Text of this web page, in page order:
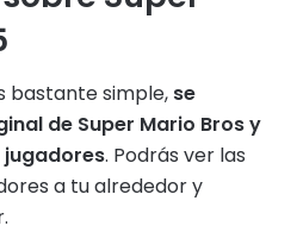
bastante simple, se
de Super Mario Bros y
. Podrás ver las
a tu alrededor y